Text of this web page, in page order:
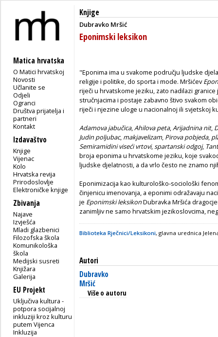
Matica hrvatska
O Matici hrvatskoj
Novosti
Učlanite se
Odjeli
Ogranci
Društva prijatelja i
partneri
Kontakt
Izdavaštvo
Knjige
Vijenac
Kolo
Hrvatska revija
Prirodoslovlje
Elektroničke knjige
Zbivanja
Najave
Izvješća
Mladi glazbenici
Filozofska škola
Komunikološka
škola
Medijski susreti
Knjižara
Galerija
EU Projekt
Uključiva kultura -
potpora socijalnoj
inkluziji kroz kulturu
putem Vijenca
Inkluzija
Knjige
Dubravko Mršić
Eponimski leksikon
"Eponima ima u svakome području ljudske
religije i politike, do sporta i mode. Mršićev
riječi u hrvatskome jeziku, zato nadilazi
stručnjacima i postaje zabavno štivo svakom
riječi i njezine uloge u nacionalnoj ili svjetskoj
Adamova jabučica,Ahilova peta,Arijadnina nit,
Judin poljubac, makjavelizam, Pirova pobjeda,
Semiramidini viseći vrtovi,spartanski odgoj,
broja eponima u hrvatskome jeziku, koje
ljudske djelatnosti, a da vrlo često ne znamo
Eponimizacija kao kulturološko-sociološki
činjenicu imenovanja, a eponimi odražavaju
je Eponimski leksikonDubravka Mršića
zanimljiv ne samo hrvatskim jezikoslovcima,
Biblioteka Rječnici/Leksikoni, glavna urednica
Autori
Dubravko
Mršić
Više o autoru